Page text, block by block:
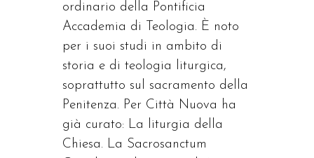
ordinario della Pontificia
Accademia di Teologia. È noto
per i suoi studi in ambito di
storia e di teologia liturgica,
soprattutto sul sacramento della
Penitenza. Per Città Nuova ha
già curato: La liturgia della
Chiesa. La Sacrosanctum